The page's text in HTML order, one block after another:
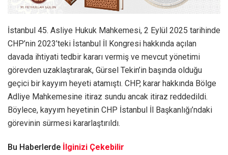
İstanbul 45. Asliye Hukuk Mahkemesi, 2 Eylül 2025 tarihinde
CHP’nin 2023’teki İstanbul İl Kongresi hakkında açılan
davada ihtiyati tedbir kararı vermiş ve mevcut yönetimi
görevden uzaklaştırarak, Gürsel Tekin’in başında olduğu
geçici bir kayyım heyeti atamıştı. CHP, karar hakkında Bölge
Adliye Mahkemesine itiraz sundu ancak itiraz reddedildi.
Böylece, kayyım heyetinin CHP İstanbul İl Başkanlığı’ndaki
görevinin sürmesi kararlaştırıldı.
Bu Haberlerde İlginizi Çekebilir